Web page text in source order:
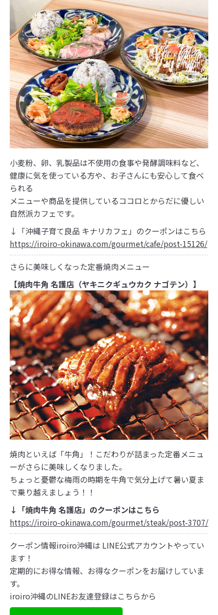
小麦粉、卵、乳製品は不使用の食事や発酵調味料など、
健康に気を使っている方や、お子さんにも安心して食べ
られる
メニューや商品を提供しているココロとからだに優しい
自然派カフェです。
↓「沖縄子育て良品 キナリカフェ」のクーポンはこちら
https://iroiro-okinawa.com/gourmet/cafe/post-15126/
さらに美味しくなった定番焼肉メニュー
【焼肉牛角 名護店（ヤキニクギュウカク ナゴテン）】
焼肉といえば「牛角」！こだわりが詰まった定番メニュ
ーがさらに美味しくなりました。
ちょっと憂鬱な梅雨の時期を牛角で気分上げて暑い夏ま
で乗り越えましょう！！
↓「焼肉牛角 名護店」のクーポンはこちら
https://iroiro-okinawa.com/gourmet/steak/post-3707/
クーポン情報iroiro沖縄は LINE公式アカウントやってい
ます！
定期的にお得な情報、お得なクーポンをお届けしていま
す。
iroiro沖縄のLINEお友達登録はこちらから